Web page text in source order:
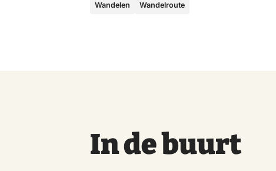
Wandelen Wandelroute
In de buurt